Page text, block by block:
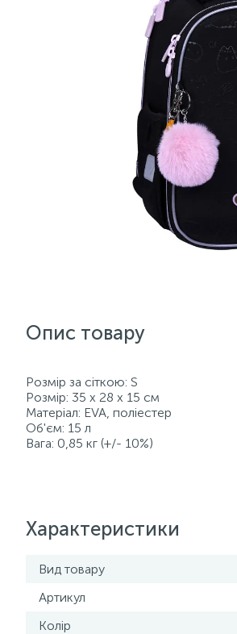
Опис товару
Розмір за сіткою: S
Розмір: 35 х 28 х 15 см
Матеріал: EVA, поліестер
Об'єм: 15 л
Вага: 0,85 кг (+/- 10%)
Характеристики
Вид товару
Артикул
Колір